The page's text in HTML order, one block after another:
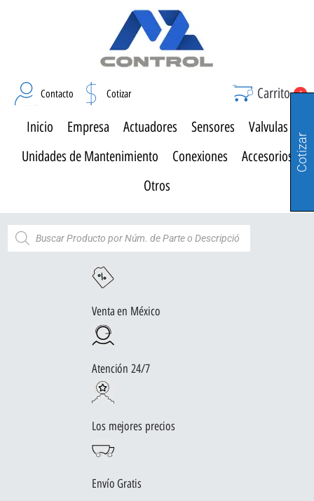
Contacto Cotizar Carrito 0
Inicio Empresa Actuadores Sensores
Valvulas
Unidades de Mantenimiento
Conexiones
Accesorios
Otros
Venta en México
Atención 24/7
Los mejores precios
Envío Gratis
Cotizar